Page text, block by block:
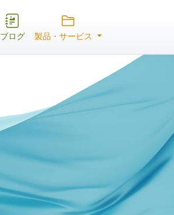
ブログ 製品・サービス